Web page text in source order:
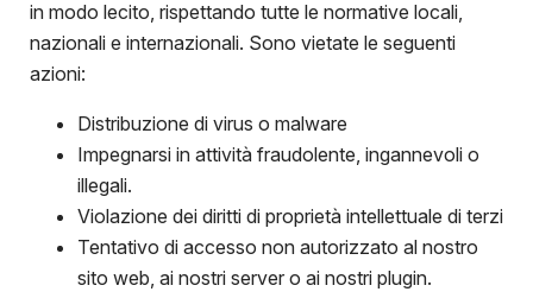
in modo lecito, rispettando tutte le normative locali,
nazionali e internazionali. Sono vietate le seguenti
azioni:
Distribuzione di virus o malware
Impegnarsi in attività fraudolente, ingannevoli o
illegali.
Violazione dei diritti di proprietà intellettuale di terzi
Tentativo di accesso non autorizzato al nostro
sito web, ai nostri server o ai nostri plugin.